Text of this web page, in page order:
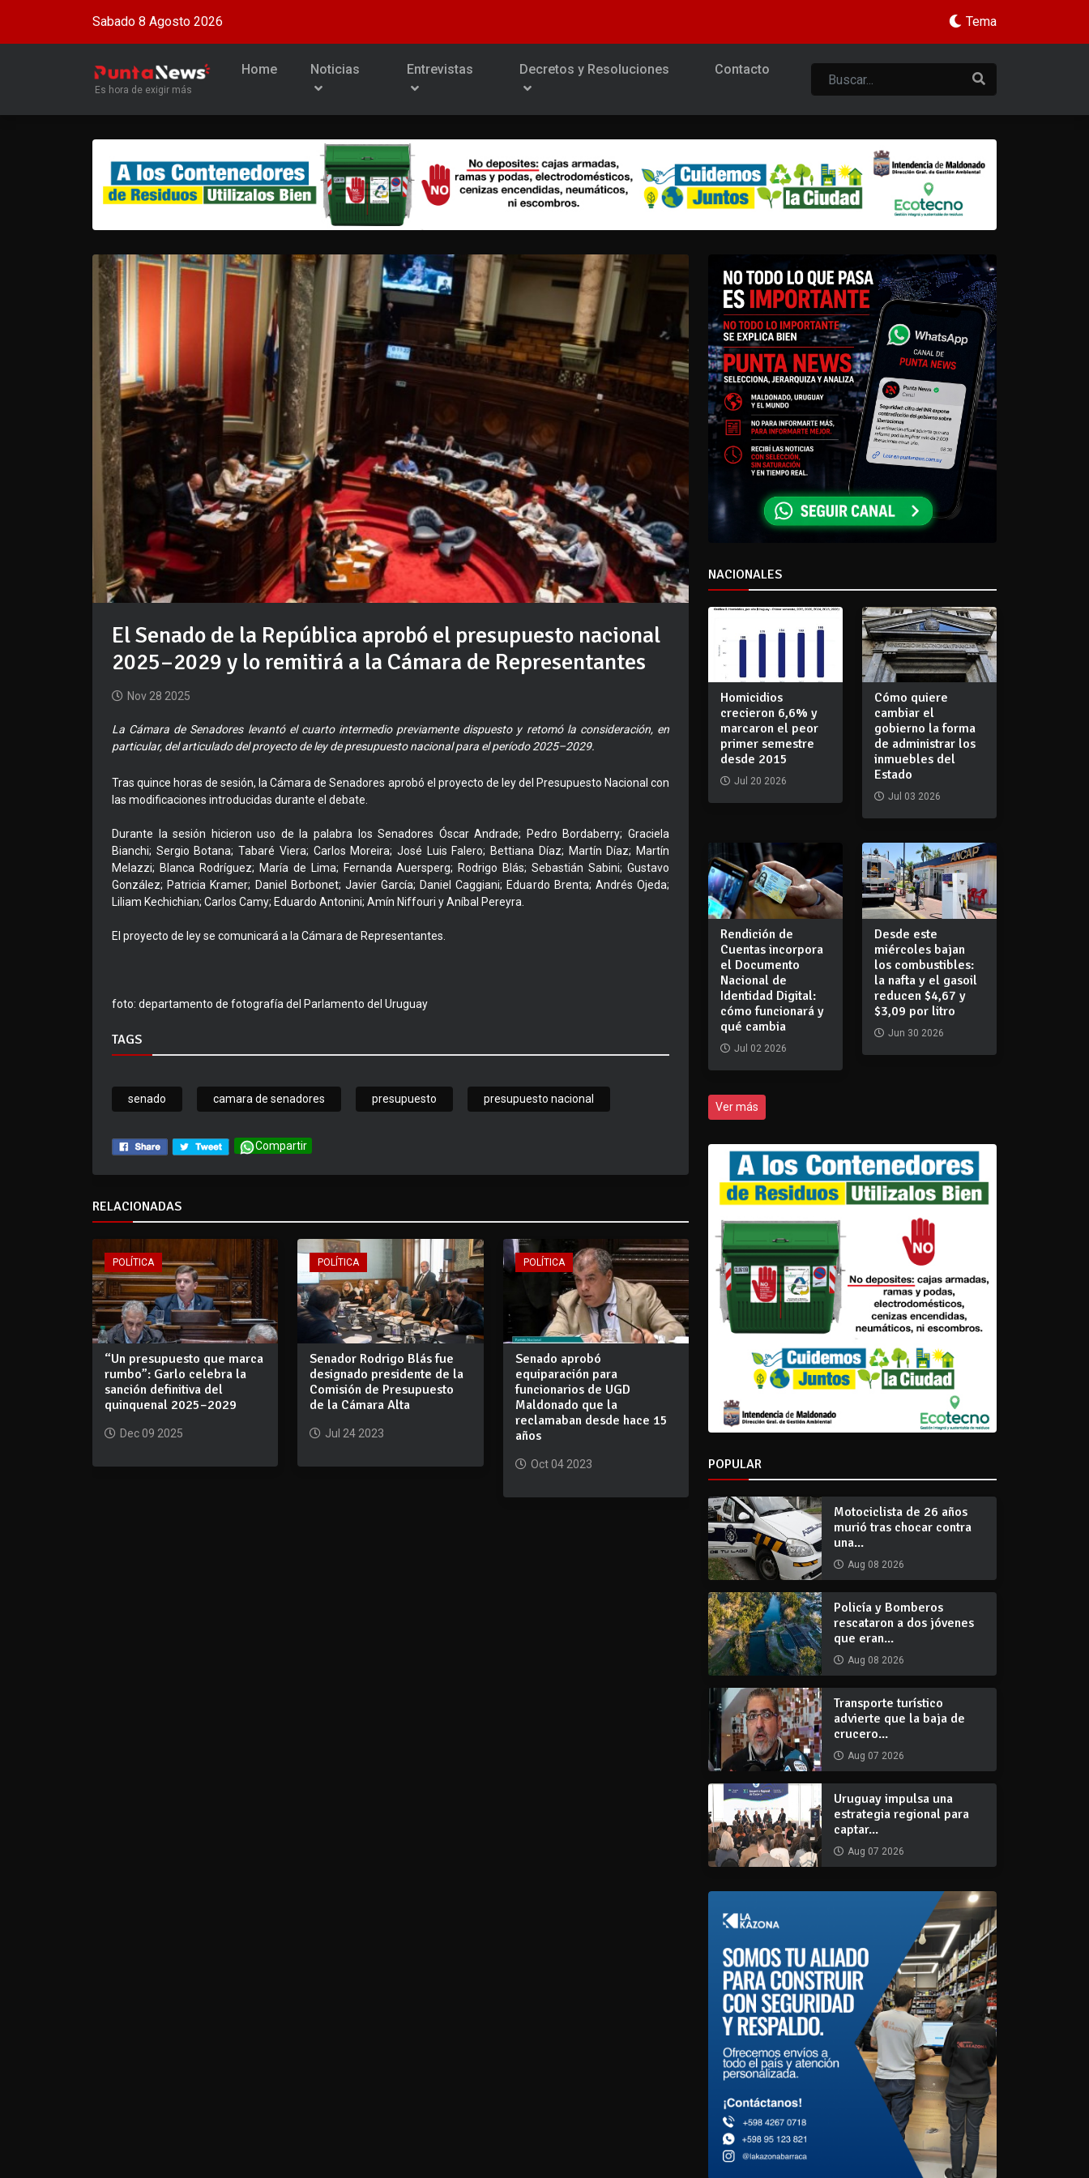
Sabado 8 Agosto 2026 Tema
Es hora de exigir más
Home Noticias Entrevistas Decretos y Resoluciones Contacto
El Senado de la República aprobó el presupuesto nacional
2025–2029 y lo remitirá a la Cámara de Representantes
Nov 28 2025
La Cámara de Senadores levantó el cuarto intermedio previamente dispuesto y retomó la consideración, en
particular, del articulado del proyecto de ley de presupuesto nacional para el período 2025–2029.
Tras quince horas de sesión, la Cámara de Senadores aprobó el proyecto de ley del Presupuesto Nacional con
las modificaciones introducidas durante el debate.
Durante la sesión hicieron uso de la palabra los Senadores Óscar Andrade; Pedro Bordaberry; Graciela
Bianchi; Sergio Botana; Tabaré Viera; Carlos Moreira; José Luis Falero; Bettiana Díaz; Martín Díaz; Martín
Melazzi; Blanca Rodríguez; María de Lima; Fernanda Auersperg; Rodrigo Blás; Sebastián Sabini; Gustavo
González; Patricia Kramer; Daniel Borbonet; Javier García; Daniel Caggiani; Eduardo Brenta; Andrés Ojeda;
Liliam Kechichian; Carlos Camy; Eduardo Antonini; Amín Niffouri y Aníbal Pereyra.
El proyecto de ley se comunicará a la Cámara de Representantes.
foto: departamento de fotografía del Parlamento del Uruguay
TAGS
senado camara de senadores presupuesto presupuesto nacional
Compartir
RELACIONADAS
POLÍTICA
“Un presupuesto que marca
rumbo”: Garlo celebra la
sanción definitiva del
quinquenal 2025–2029
Dec 09 2025
POLÍTICA
Senador Rodrigo Blás fue
designado presidente de la
Comisión de Presupuesto
de la Cámara Alta
Jul 24 2023
POLÍTICA
Senado aprobó
equiparación para
funcionarios de UGD
Maldonado que la
reclamaban desde hace 15
años
Oct 04 2023
NACIONALES
Homicidios
crecieron 6,6% y
marcaron el peor
primer semestre
desde 2015
Jul 20 2026
Cómo quiere
cambiar el
gobierno la forma
de administrar los
inmuebles del
Estado
Jul 03 2026
Rendición de
Cuentas incorpora
el Documento
Nacional de
Identidad Digital:
cómo funcionará y
qué cambia
Jul 02 2026
Desde este
miércoles bajan
los combustibles:
la nafta y el gasoil
reducen $4,67 y
$3,09 por litro
Jun 30 2026
Ver más
POPULAR
Motociclista de 26 años
murió tras chocar contra
una...
Aug 08 2026
Policía y Bomberos
rescataron a dos jóvenes
que eran...
Aug 08 2026
Transporte turístico
advierte que la baja de
crucero...
Aug 07 2026
Uruguay impulsa una
estrategia regional para
captar...
Aug 07 2026